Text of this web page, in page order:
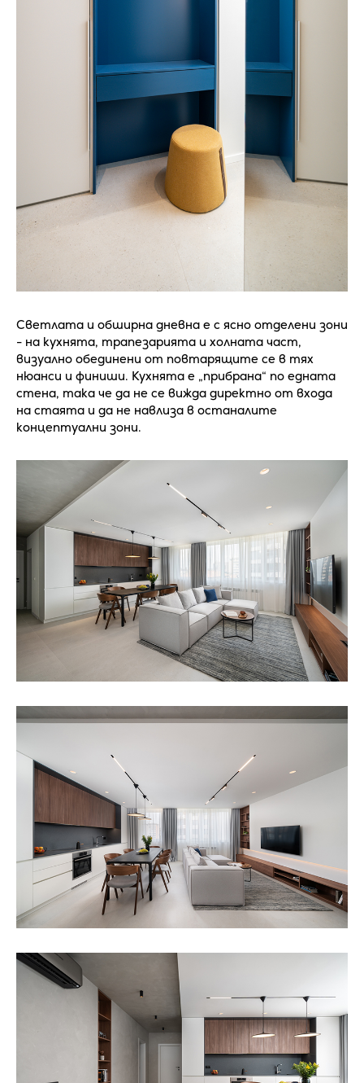
Светлата и обширна дневна е с ясно отделени зони
- на кухнята, трапезарията и холната част,
визуално обединени от повтарящите се в тях
нюанси и финиши. Кухнята е „прибрана“ по едната
стена, така че да не се вижда директно от входа
на стаята и да не навлиза в останалите
концептуални зони.